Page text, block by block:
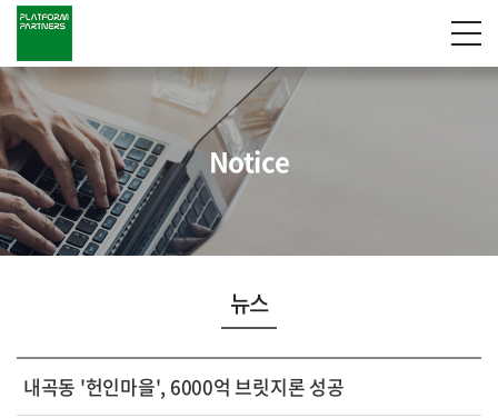
Notice
뉴스
내곡동 '헌인마을', 6000억 브릿지론 성공